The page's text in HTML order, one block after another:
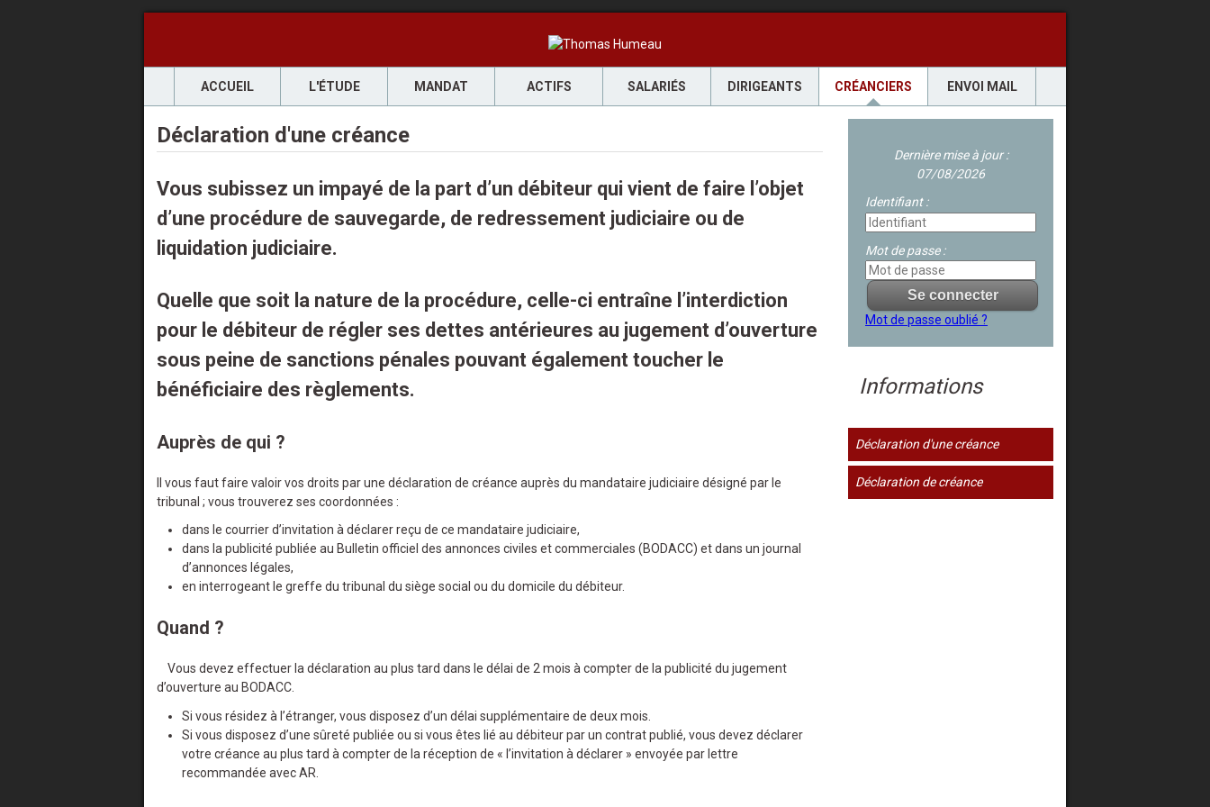
ACCUEIL L'ÉTUDE MANDAT ACTIFS SALARIÉS DIRIGEANTS CRÉANCIERS ENVOI MAIL
Dernière mise à jour :
07/08/2026
Identifiant :
Mot de passe :
Mot de passe oublié ?
Informations
Déclaration d'une créance
Déclaration de créance
Déclaration d'une créance
Vous subissez un impayé de la part d’un débiteur qui vient de faire l’objet
d’une procédure de sauvegarde, de redressement judiciaire ou de
liquidation judiciaire.
Quelle que soit la nature de la procédure, celle-ci entraîne l’interdiction
pour le débiteur de régler ses dettes antérieures au jugement d’ouverture
sous peine de sanctions pénales pouvant également toucher le
bénéficiaire des règlements.
Auprès de qui ?
Il vous faut faire valoir vos droits par une déclaration de créance auprès du mandataire judiciaire désigné par le
tribunal ; vous trouverez ses coordonnées :
dans le courrier d’invitation à déclarer reçu de ce mandataire judiciaire,
dans la publicité publiée au Bulletin officiel des annonces civiles et commerciales (BODACC) et dans un journal
d’annonces légales,
en interrogeant le greffe du tribunal du siège social ou du domicile du débiteur.
Quand ?
Vous devez effectuer la déclaration au plus tard dans le délai de 2 mois à compter de la publicité du jugement
d’ouverture au BODACC.
Si vous résidez à l’étranger, vous disposez d’un délai supplémentaire de deux mois.
Si vous disposez d’une sûreté publiée ou si vous êtes lié au débiteur par un contrat publié, vous devez déclarer
votre créance au plus tard à compter de la réception de « l’invitation à déclarer » envoyée par lettre
recommandée avec AR.